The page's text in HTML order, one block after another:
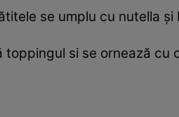
se umplu cu nutella
toppingul si se ornează cu